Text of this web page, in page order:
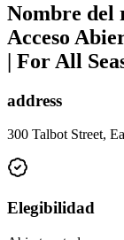
Nombre del
Acceso
| For All
address
300 Talbot Street,
Elegibilidad